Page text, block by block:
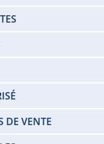
DE VENTE